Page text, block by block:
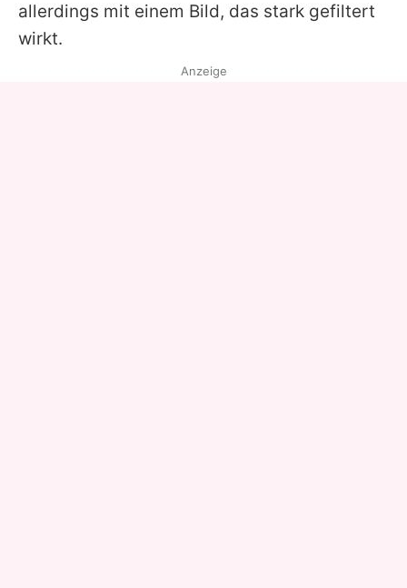
allerdings mit einem Bild, das stark gefiltert
wirkt.
Anzeige